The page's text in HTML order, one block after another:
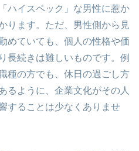
ハイスペック」な男性に惹か
ります。ただ、男性側から見
めていても、個人の性格や価
長続きは難しいものです。例
種の方でも、休日の過ごし方
るように、企業文化がその人
することは少なくありませ